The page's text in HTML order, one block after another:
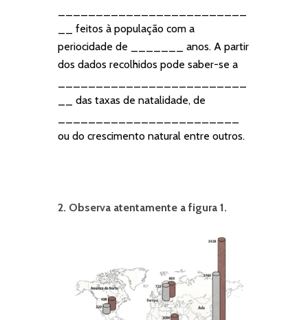
__ feitos à população com a
periocidade de _______ anos. A partir
dos dados recolhidos pode saber-se a
__ das taxas de natalidade, de
ou do crescimento natural entre outros.
2. Observa atentamente a figura 1.